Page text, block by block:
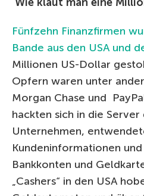
Fünfzehn Finanzfirmen
Bande aus den USA und
Millionen US-Dollar
Opfern waren unter
Morgan Chase und
hackten sich in die Server
Unternehmen,
Kundeninformationen
Bankkonten und
„Cashers“ in den USA